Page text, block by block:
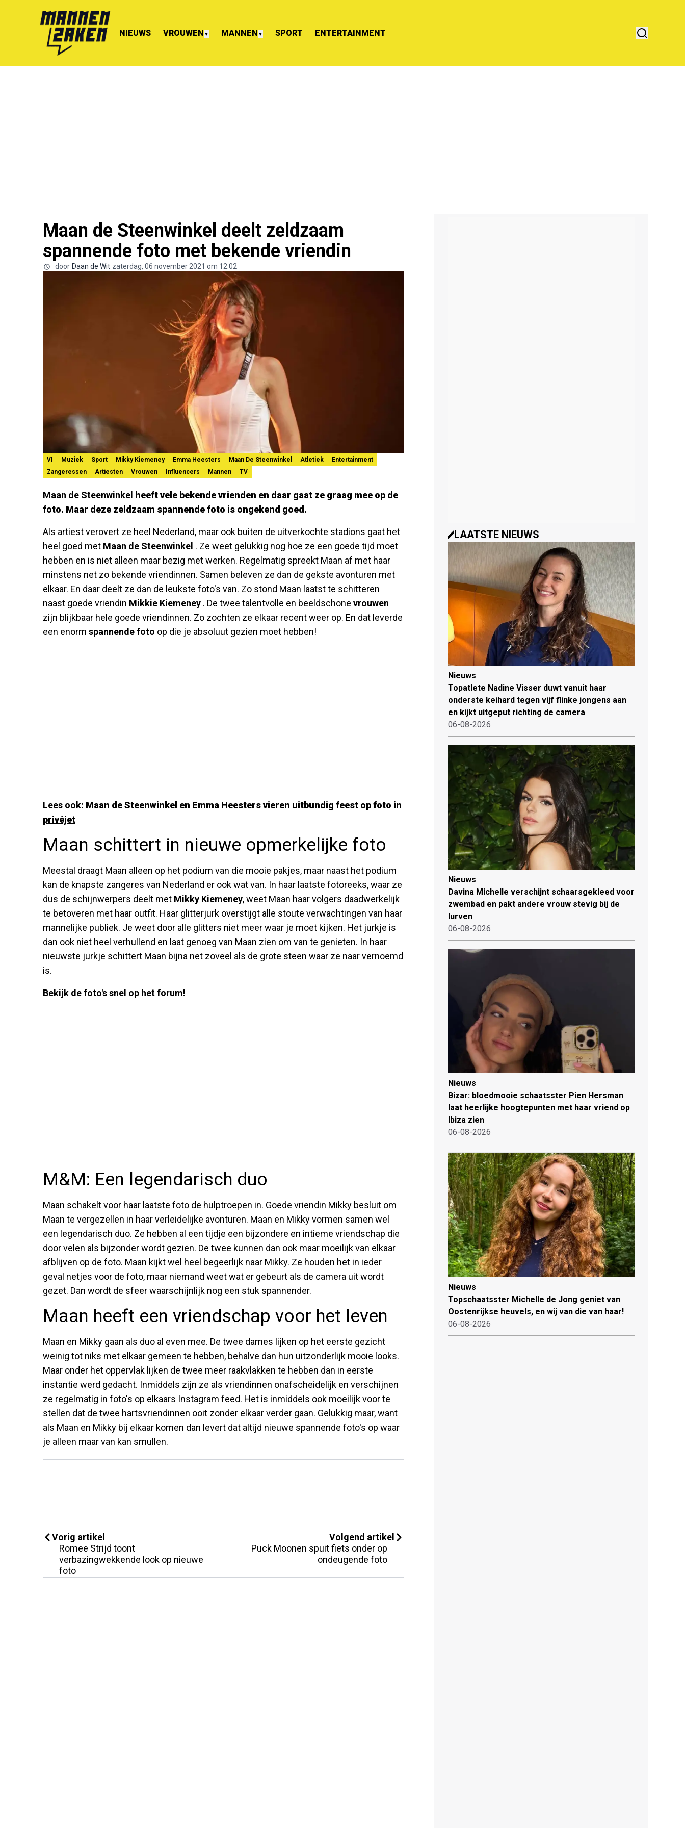
NIEUWS VROUWEN ▼ MANNEN ▼ SPORT ENTERTAINMENT
Maan de Steenwinkel deelt zeldzaam
spannende foto met bekende vriendin
door Daan de Wit zaterdag, 06 november 2021 om 12:02
VI Muziek Sport Mikky Kiemeney Emma Heesters Maan De Steenwinkel Atletiek
Entertainment
Zangeressen
Artiesten Vrouwen Influencers Mannen TV
Maan de Steenwinkel
heeft vele bekende vrienden en daar gaat ze graag mee op de
foto. Maar deze zeldzaam spannende foto is ongekend goed.
Als artiest verovert ze heel Nederland, maar ook buiten de uitverkochte stadions gaat het
heel goed met Maan de Steenwinkel . Ze weet gelukkig nog hoe ze een goede tijd moet
hebben en is niet alleen maar bezig met werken. Regelmatig spreekt Maan af met haar
minstens net zo bekende vriendinnen. Samen beleven ze dan de gekste avonturen met
elkaar. En daar deelt ze dan de leukste foto's van. Zo stond Maan laatst te schitteren
naast goede vriendin Mikkie Kiemeney . De twee talentvolle en beeldschone vrouwen
zijn blijkbaar hele goede vriendinnen. Zo zochten ze elkaar recent weer op. En dat leverde
een enorm spannende foto op die je absoluut gezien moet hebben!
Lees ook: Maan de Steenwinkel en Emma Heesters vieren uitbundig feest op foto in
privéjet
Maan schittert in nieuwe opmerkelijke foto
Meestal draagt Maan alleen op het podium van die mooie pakjes, maar naast het podium
kan de knapste zangeres van Nederland er ook wat van. In haar laatste fotoreeks, waar ze
dus de schijnwerpers deelt met Mikky Kiemeney, weet Maan haar volgers daadwerkelijk
te betoveren met haar outfit. Haar glitterjurk overstijgt alle stoute verwachtingen van haar
mannelijke publiek. Je weet door alle glitters niet meer waar je moet kijken. Het jurkje is
dan ook niet heel verhullend en laat genoeg van Maan zien om van te genieten. In haar
nieuwste jurkje schittert Maan bijna net zoveel als de grote steen waar ze naar vernoemd
is.
Bekijk de foto's snel op het forum!
M&M: Een legendarisch duo
Maan schakelt voor haar laatste foto de hulptroepen in. Goede vriendin Mikky besluit om
Maan te vergezellen in haar verleidelijke avonturen. Maan en Mikky vormen samen wel
een legendarisch duo. Ze hebben al een tijdje een bijzondere en intieme vriendschap die
door velen als bijzonder wordt gezien. De twee kunnen dan ook maar moeilijk van elkaar
afblijven op de foto. Maan kijkt wel heel begeerlijk naar Mikky. Ze houden het in ieder
geval netjes voor de foto, maar niemand weet wat er gebeurt als de camera uit wordt
gezet. Dan wordt de sfeer waarschijnlijk nog een stuk spannender.
Maan heeft een vriendschap voor het leven
Maan en Mikky gaan als duo al even mee. De twee dames lijken op het eerste gezicht
weinig tot niks met elkaar gemeen te hebben, behalve dan hun uitzonderlijk mooie looks.
Maar onder het oppervlak lijken de twee meer raakvlakken te hebben dan in eerste
instantie werd gedacht. Inmiddels zijn ze als vriendinnen onafscheidelijk en verschijnen
ze regelmatig in foto's op elkaars Instagram feed. Het is inmiddels ook moeilijk voor te
stellen dat de twee hartsvriendinnen ooit zonder elkaar verder gaan. Gelukkig maar, want
als Maan en Mikky bij elkaar komen dan levert dat altijd nieuwe spannende foto's op waar
je alleen maar van kan smullen.
Vorig artikel
Romee Strijd toont
verbazingwekkende look op nieuwe
foto
Volgend artikel
Puck Moonen spuit fiets onder op
ondeugende foto
LAATSTE NIEUWS
Nieuws
Topatlete Nadine Visser duwt vanuit haar
onderste keihard tegen vijf flinke jongens aan
en kijkt uitgeput richting de camera
06-08-2026
Nieuws
Davina Michelle verschijnt schaarsgekleed voor
zwembad en pakt andere vrouw stevig bij de
lurven
06-08-2026
Nieuws
Bizar: bloedmooie schaatsster Pien Hersman
laat heerlijke hoogtepunten met haar vriend op
Ibiza zien
06-08-2026
Nieuws
Topschaatsster Michelle de Jong geniet van
Oostenrijkse heuvels, en wij van die van haar!
06-08-2026